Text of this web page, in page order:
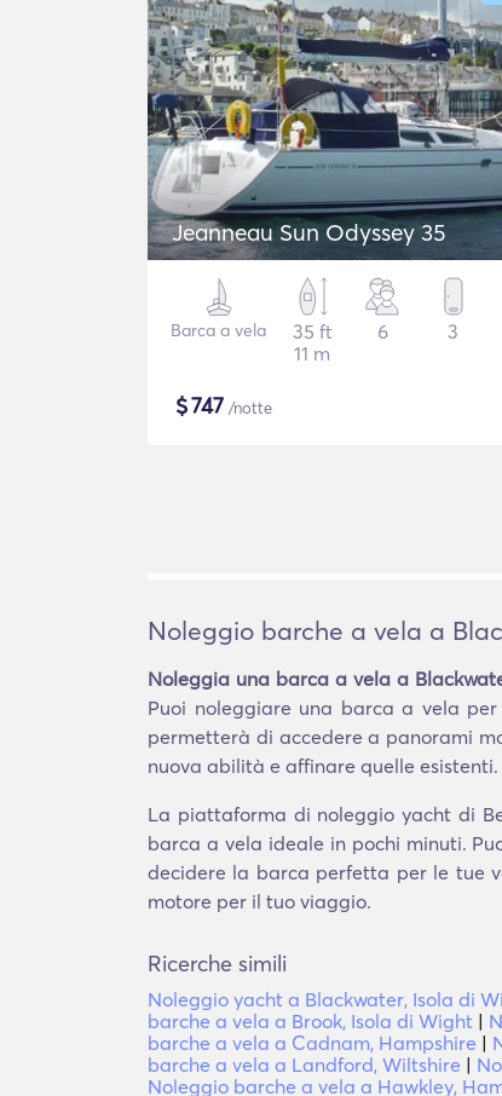
Jeanneau Sun Odyssey 35
Barca a vela
35 ft
11 m
6 3
$747 /notte
Noleggio barche a vela a
Noleggia una barca a vela a
Puoi noleggiare una barca a vela
permetterà di accedere a panorami
nuova abilità e affinare quelle esistenti.
La piattaforma di noleggio yacht di
barca a vela ideale in pochi minuti.
decidere la barca perfetta per le tue
motore per il tuo viaggio.
Ricerche simili
Noleggio yacht a Blackwater, Isola di
barche a vela a Brook, Isola di Wight |
barche a vela a Cadnam, Hampshire |
barche a vela a Landford, Wiltshire |
Noleggio barche a vela a Hawkley,